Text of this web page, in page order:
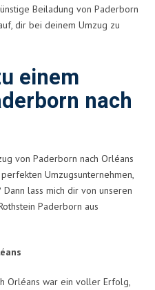
Beiladung von Paderborn
dir bei deinem Umzug zu
einem
nach
von Paderborn nach Orléans
Umzugsunternehmen,
lass mich dir von unseren
Paderborn aus
Orléans war ein voller Erfolg,